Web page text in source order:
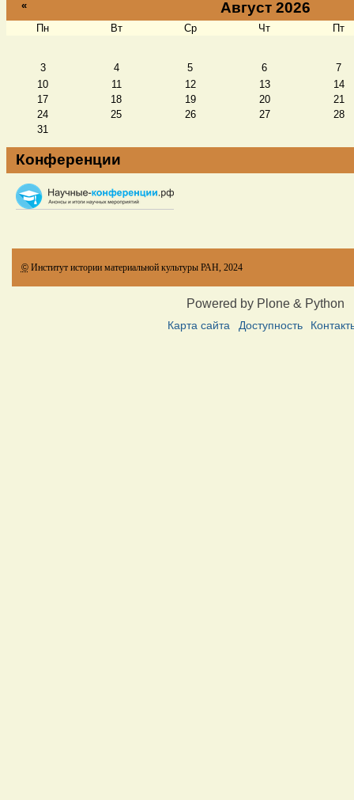
« Август 2026
Пн Вт Ср Чт Пт
3 4 5 6
7
10
11 12 13
14
17
18 19 20
21
24
25 26 27
28
31
Конференции
© Институт истории материальной культуры РАН, 2024
Powered by Plone & Python
Карта сайта Доступность